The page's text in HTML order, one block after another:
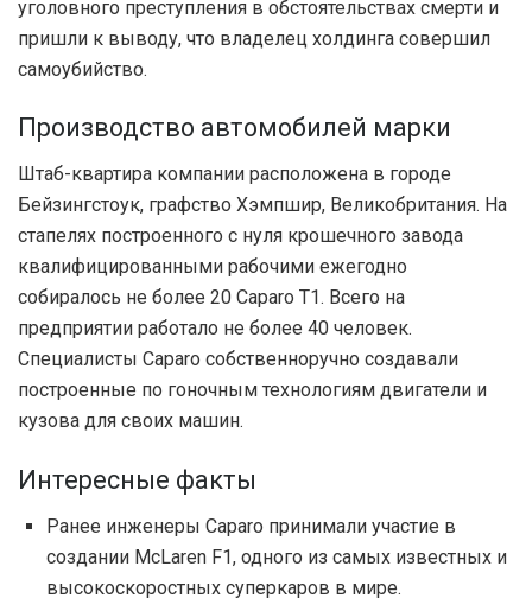
уголовного преступления в обстоятельствах смерти и
пришли к выводу, что владелец холдинга совершил
самоубийство.
Производство автомобилей марки
Штаб-квартира компании расположена в городе
Бейзингстоук, графство Хэмпшир, Великобритания. На
стапелях построенного с нуля крошечного завода
квалифицированными рабочими ежегодно
собиралось не более 20 Caparo T1. Всего на
предприятии работало не более 40 человек.
Специалисты Caparo собственноручно создавали
построенные по гоночным технологиям двигатели и
кузова для своих машин.
Интересные факты
Ранее инженеры Caparo принимали участие в
создании McLaren F1, одного из самых известных и
высокоскоростных суперкаров в мире.